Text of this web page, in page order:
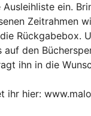
ein.
Zeitrahmen
Rückgabebox.
auf den
ihn in die
ihr hier: